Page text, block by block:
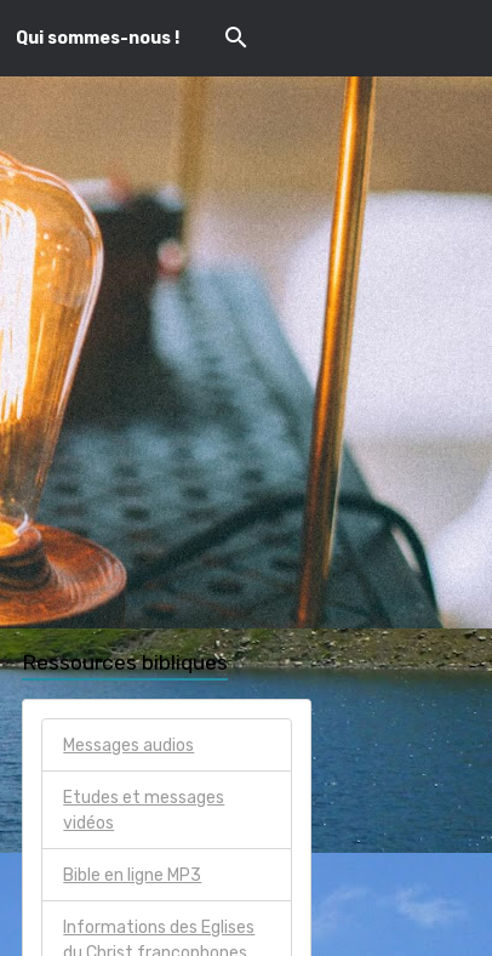
Qui sommes-nous !
Ressources bibliques
Messages audios
Etudes et messages
vidéos
Bible en ligne MP3
Informations des Eglises